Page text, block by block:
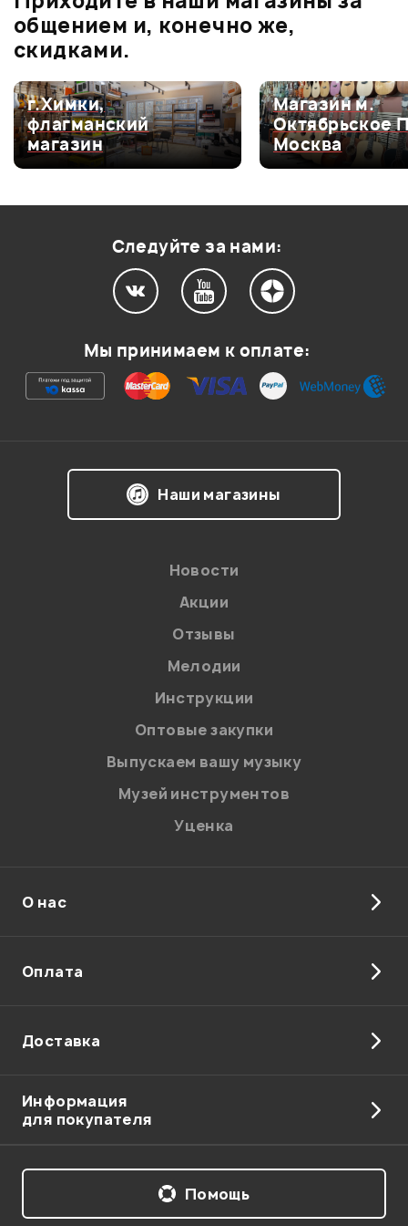
0.0
Оценка5
0
Оценка4
0
Оценка3
0
Ваша оценка:
на обработку персональных данных в
Политикой в отношении обработки
персональных данных.
Введите проверочное число:
Отправить
общением и, конечно же,
скидками.
г.Химки,
флагманский
магазин
Магазин м.
Октябрьское
Москва
Следуйте за нами:
Мы принимаем к оплате:
Наши магазины
Новости
Акции
Отзывы
Мелодии
Инструкции
Оптовые закупки
Выпускаем вашу музыку
Музей инструментов
Уценка
О нас
Оплата
Доставка
Информация
для покупателя
Помощь